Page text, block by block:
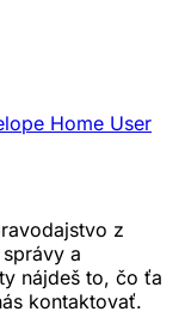
Home User
z
a
nájdeš to, čo ťa
kontaktovať.